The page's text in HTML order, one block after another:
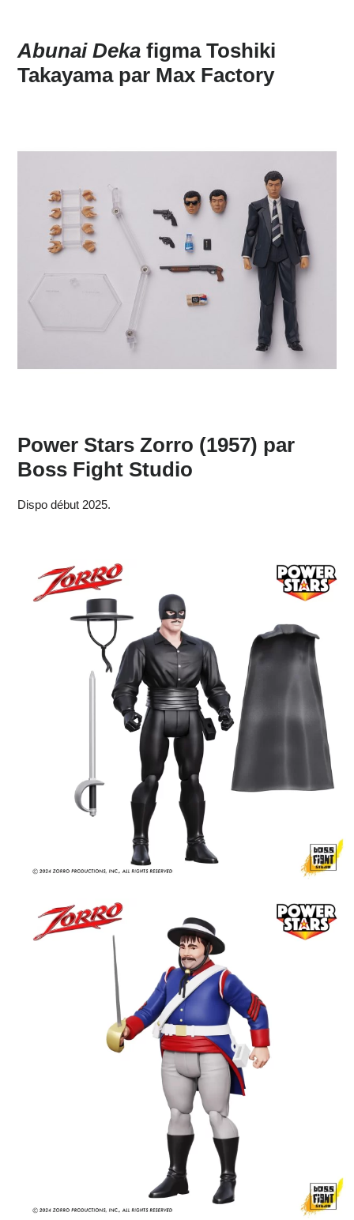
Abunai Dekafigma Toshiki
Takayama par Max Factory
Power Stars Zorro (1957) par
Boss Fight Studio
Dispo début 2025.